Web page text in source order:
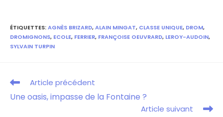
ÉTIQUETTES:AGNÈS BRIZARD,ALAIN MINGAT, CLASSE UNIQUE, DROM,
DROMIGNONS, ECOLE, FERRIER, FRANÇOISE OEUVRARD, LEROY-AUDOIN,
SYLVAIN TURPIN
Article précédent
Une oasis, impasse de la Fontaine ?
Article suivant